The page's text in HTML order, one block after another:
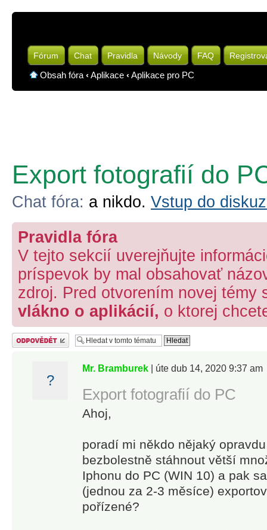
Fórum Chat Pravidla Návody FAQ
Obsah fóra ‹Aplikace ‹Aplikace pro PC
Export fotografií do
Chat fóra: a nikdo. Vstup do
Pravidla fóra
V tejto sekcií uverejňujte
príspevok by mal obsahovať
zdroj. Pred otvorením novej témy
vlákno o aplikácií, o ktorej
Odeslat odpověď
?
Mr. Bramburek | úte dub 14, 2020 9:37 am
Export fotografií do PC
Ahoj,
poradí mi někdo nějaký
bezbolestně stáhnout větší
Iphonu do PC (WIN 10) a pak
(jednou za 2-3 měsíce)
pořízené?